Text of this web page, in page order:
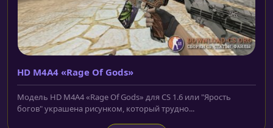
HD M4A4 «Rage Of Gods»
Модель HD M4A4 «Rage Of Gods» для CS 1.6 или "Ярость
богов" украшена рисунком, который трудно...